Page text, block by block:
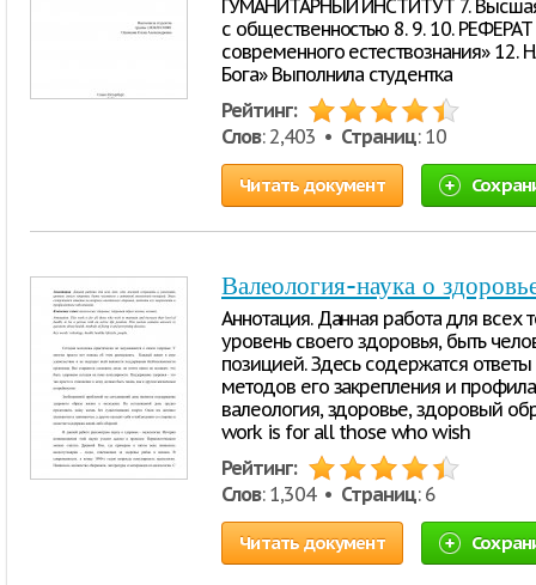
ГУМАНИТАРНЫЙ ИНСТИТУТ 7.
с общественностью 8. 9. 10.
современного естествознания» 12.
Бога» Выполнила студентка
Рейтинг:
Слов: 2,403 • Страниц: 10
Читать документ
Валеология-наука о
Аннотация. Данная работа для всех
уровень своего здоровья, быть
позицией. Здесь содержатся
методов его закрепления и
валеология, здоровье, здоровый
work is for all those who wish
Рейтинг:
Слов: 1,304 • Страниц: 6
Читать документ